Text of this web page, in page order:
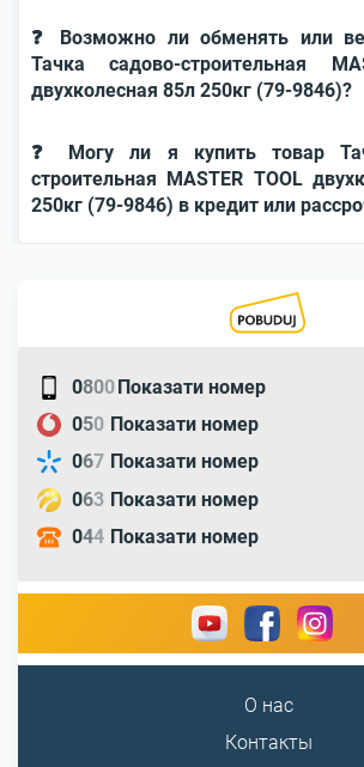
❓ Возможно ли обменять или
Тачка садово-строительная
двухколесная 85л 250кг (79-9846)?
❓ Могу ли я купить товар
строительная MASTER TOOL
250кг (79-9846) в кредит или
0800Показати номер
050 Показати номер
067 Показати номер
063 Показати номер
044 Показати номер
О нас
Контакты